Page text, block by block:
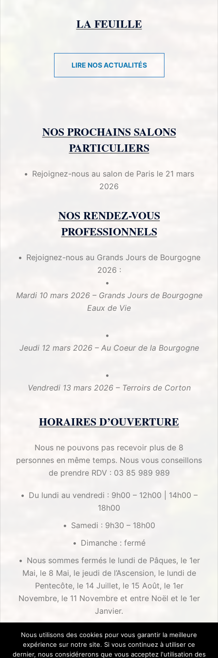
LA FEUILLE
LIRE NOS ACTUALITÉS
NOS PROCHAINS SALONS
PARTICULIERS
Rejoignez-nous au salon de Paris le 21 mars
2026
NOS RENDEZ-VOUS
PROFESSIONNELS
Rejoignez-nous au Grands Jours de Bourgogne
2026 :
Mardi 10 mars 2026 – Grands Jours de Bourgogne
Eaux de Vie
Jeudi 12 mars 2026 – Au Coeur de la Bourgogne
Vendredi 13 mars 2026 – Terroirs de Corton
HORAIRES D’OUVERTURE
Nous ne pouvons pas recevoir plus de 8
personnes en même temps. Nous vous conseillons
de prendre RDV : 03 85 989 989
Du lundi au vendredi : 9h00 – 12h00 | 14h00 –
18h00
Samedi : 9h30 – 18h00
Dimanche : fermé
Nous sommes fermés le lundi de Pâques, le 1er
Mai, le 8 Mai, le jeudi de l’Ascension, le lundi de
Pentecôte, le 14 Juillet, le 15 Août, le 1er
Novembre, le 11 Novembre et entre Noël et le 1er
Janvier.
Nous utilisons des cookies pour vous garantir la meilleure
expérience sur notre site. Si vous continuez à utiliser ce
dernier, nous considérerons que vous acceptez l'utilisation des